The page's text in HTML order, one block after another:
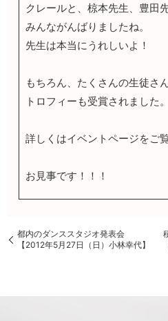
クレールと、椋本先生、豊田
みんながんばりましたね。
先生は本当にうれしいよ！
もちろん、たくさんの生徒さ
トロフィーも受賞されました。
詳しくはイベントページをご
お見事です！！！
都内のダンススタジオ発表会
【2012年5月27日（日）小林幸代】